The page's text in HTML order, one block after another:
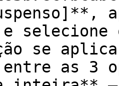
e
se
as 3